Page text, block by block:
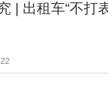
| 出租车“不打